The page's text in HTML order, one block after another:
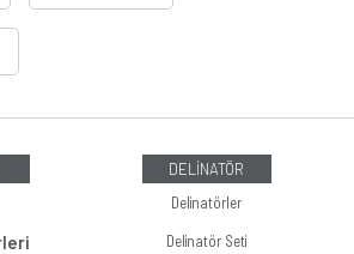
DELİNATÖR
Delinatörler
Delinatör Seti